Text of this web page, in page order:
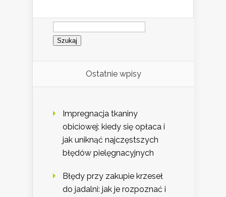
Szukaj:
Ostatnie wpisy
Impregnacja tkaniny
obiciowej: kiedy się opłaca i
jak uniknąć najczęstszych
błędów pielęgnacyjnych
Błędy przy zakupie krzeseł
do jadalni: jak je rozpoznać i